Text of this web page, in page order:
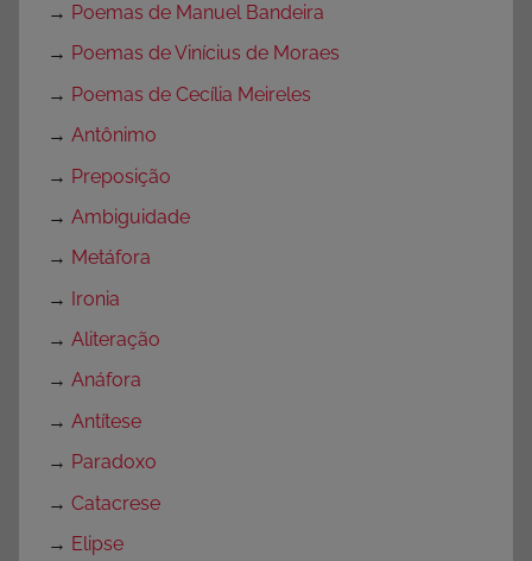
→ Poemas de Manuel Bandeira
→ Poemas de Vinícius de Moraes
→ Poemas de Cecília Meireles
→ Antônimo
→ Preposição
→ Ambiguidade
→ Metáfora
→ Ironia
→ Aliteração
→ Anáfora
→ Antítese
→ Paradoxo
→ Catacrese
→ Elipse